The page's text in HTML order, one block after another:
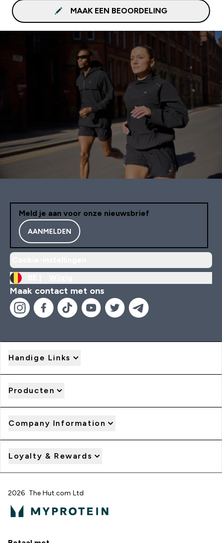
MAAK EEN BEOORDELING
Meld je aan voor onze nieuwsbrief
AANMELDEN
Maak contact met ons
Handige Links
Producten
Company Information
Loyalty & Rewards
2026 The Hut.com Ltd